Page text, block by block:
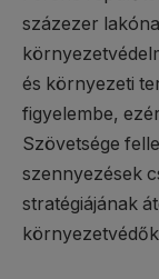
százezer
és környezeti
figyelembe,
Szövetsége
szennyezések
stratégiájának